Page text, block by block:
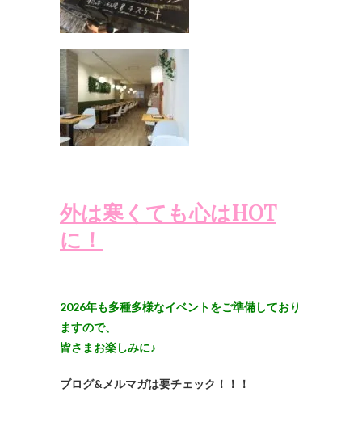
外は寒くても心はHOT
に！
2026年も多種多様なイベントをご準備しており
ますので、
皆さまお楽しみに♪
ブログ&メルマガは要チェック！！！